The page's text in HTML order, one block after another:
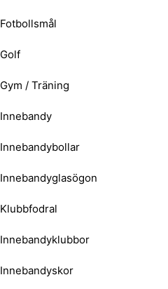
Fotbollsmål
Golf
Gym / Träning
Innebandy
Innebandybollar
Innebandyglasögon
Klubbfodral
Innebandyklubbor
Innebandyskor